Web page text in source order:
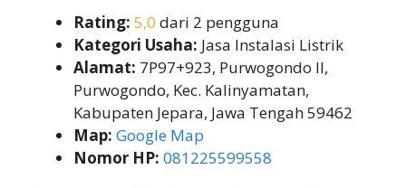
Rating: 5,0 dari 2 pengguna
Kategori Usaha: Jasa Instalasi Listrik
Alamat: 7P97+923, Purwogondo II,
Purwogondo, Kec. Kalinyamatan,
Kabupaten Jepara, Jawa Tengah 59462
Map: Google Map
Nomor HP: 081225599558